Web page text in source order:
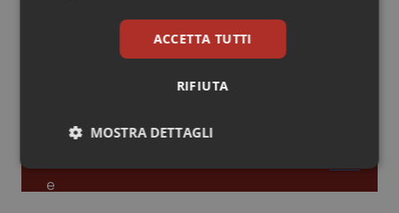
Toscana
Umbria
Malattia di Crohn & Rettocolite Ulcerosa
Neuroscienze & patologie neurodegenerative
Obesità
Oftalmologia
AI e telemedicina nello studio
odontoiatrico: applicazioni concrete e
uso protetto
ACCETTA TUTTI
RIFIUTA
MOSTRA DETTAGLI
Necessari Statistici Marketing